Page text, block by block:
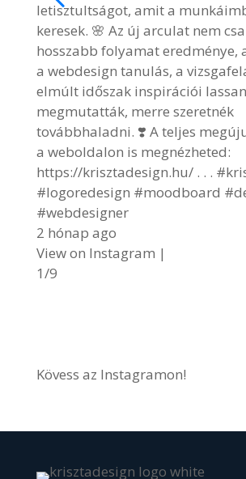
letisztultságot, amit a
keresek. 🌸 Az új arculat nem
hosszabb folyamat eredménye,
a webdesign tanulás, a
elmúlt időszak inspirációi lassan
megmutatták, merre szeretnék
továbbhaladni. ❣️ A teljes
a weboldalon is megnézheted:
https://krisztadesign.hu/ . . .
#logoredesign #moodboard
#webdesigner
2 hónap ago
View on Instagram |
1/9
Kövess az Instagramon!